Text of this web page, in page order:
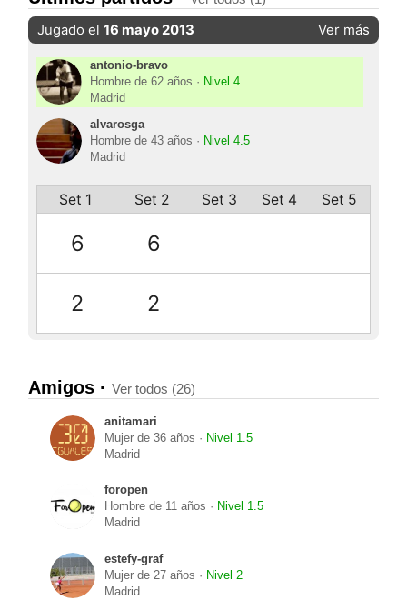
Jugado el16 mayo 2013 Ver más
antonio-bravo
Hombre de 62 años · Nivel 4
Madrid
alvarosga
Hombre de 43 años · Nivel 4.5
Madrid
Set 1 Set 2 Set 3 Set 4 Set 5
6 6
2 2
Amigos ·Ver todos (26)
anitamari
Mujer de 36 años · Nivel 1.5
Madrid
foropen
Hombre de 11 años · Nivel 1.5
Madrid
estefy-graf
Mujer de 27 años · Nivel 2
Madrid